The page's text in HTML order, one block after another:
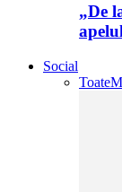
„De
Social
Toate